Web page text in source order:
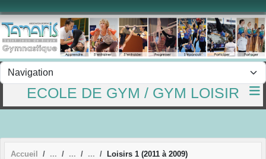
ECOLE DE GYM / GYM LOISIR
Accueil Loisirs 1 (2011 à 2009)